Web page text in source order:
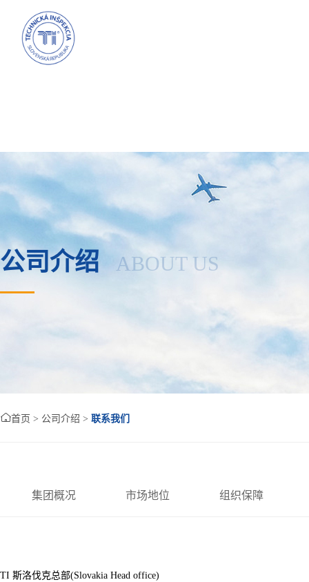
公司介绍 ABOUT US
首页 > 公司介绍 > 联系我们
集团概况 市场地位 组织保障
TI 斯洛伐克总部(Slovakia Head office)